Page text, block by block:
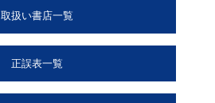
取扱い書店一覧
正誤表一覧